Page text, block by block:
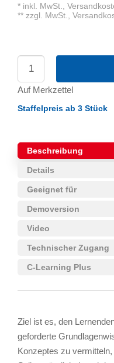
* inkl. MwSt.,
** zzgl. MwSt.,
Auf Merkzettel
Staffelpreis ab 3 Stück
Beschreibung
Details
Geeignet für
Demoversion
Video
Technischer Zugang
C-Learning Plus
Ziel ist es, den
geforderte
Konzeptes zu